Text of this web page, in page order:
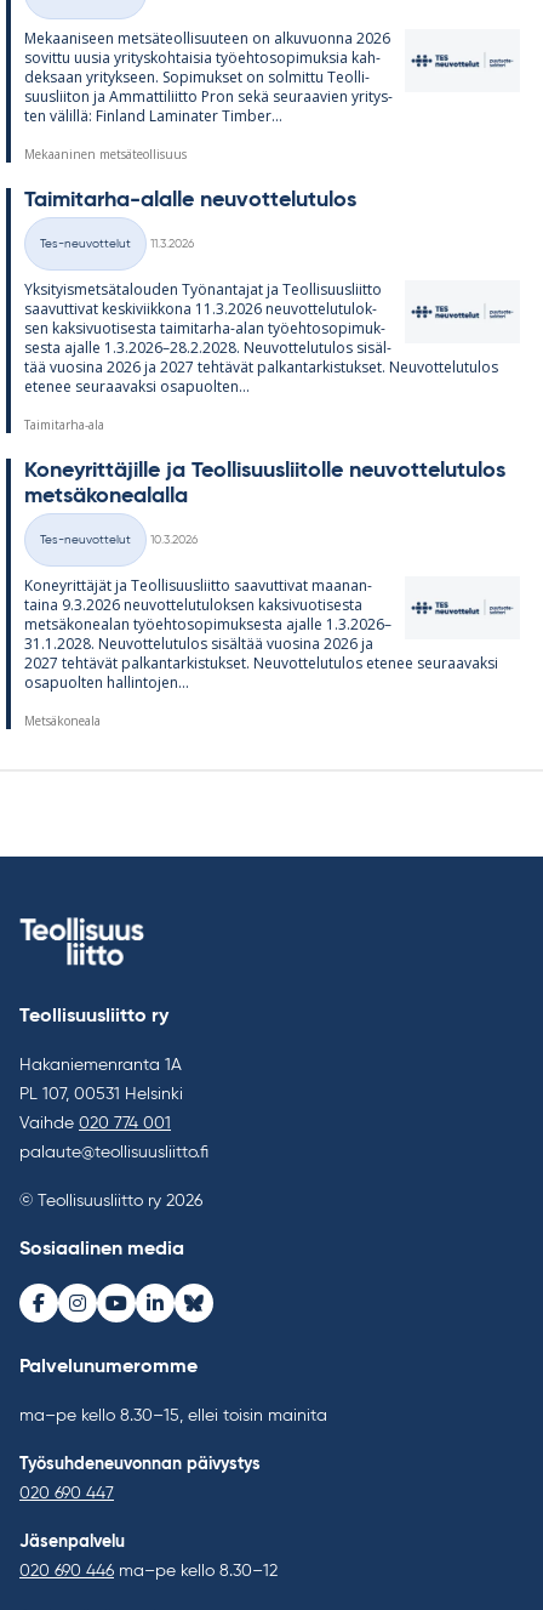
Kategoriat
Me­kaa­ni­seen met­sä­teol­li­suu­teen on al­ku­vuonna 2026
so­vittu uusia yri­tys­koh­tai­sia työ­eh­to­so­pi­muk­sia kah­
dek­saan yri­tyk­seen. So­pi­muk­set on sol­mittu Teol­li­
suus­lii­ton ja Am­mat­ti­liitto Pron sekä seu­raa­vien yri­tys­
ten vä­lillä: Fin­land La­mi­na­ter Tim­ber...
Mekaaninen metsäteollisuus
Tai­mi­tarha-alalle neu­vot­te­lu­tu­los
Kategoriat
Tes-neuvottelut
11.3.2026
Yk­si­tyis­met­sä­ta­lou­den Työ­nan­ta­jat ja Teol­li­suus­liitto
saa­vut­ti­vat kes­ki­viik­kona 11.3.2026 neu­vot­te­lu­tu­lok­
sen kak­si­vuo­ti­sesta tai­mi­tarha-alan työ­eh­to­so­pi­muk­
sesta ajalle 1.3.2026–28.2.2028. Neu­vot­te­lu­tu­los si­säl­
tää vuo­sina 2026 ja 2027 teh­tä­vät pal­kan­tar­kis­tuk­set. Neu­vot­te­lu­tu­los
ete­nee seu­raa­vaksi os­a­puol­ten...
Taimitarha-ala
Ko­ney­rit­tä­jille ja Teol­li­suus­lii­tolle neu­vot­te­lu­tu­los
met­sä­ko­nea­lalla
Kategoriat
Tes-neuvottelut
10.3.2026
Ko­ney­rit­tä­jät ja Teol­li­suus­liitto saa­vut­ti­vat maa­nan­
taina 9.3.2026 neu­vot­te­lu­tu­lok­sen kak­si­vuo­ti­sesta
met­sä­ko­nea­lan työ­eh­to­so­pi­muk­sesta ajalle 1.3.2026–
31.1.2028. Neu­vot­te­lu­tu­los si­säl­tää vuo­sina 2026 ja
2027 teh­tä­vät pal­kan­tar­kis­tuk­set. Neu­vot­te­lu­tu­los ete­nee seu­raa­vaksi
os­a­puol­ten hal­lin­to­jen...
Metsäkoneala
Teollisuusliitto ry
Hakaniemenranta 1A
PL 107, 00531 Helsinki
Vaihde 020 774 001
palaute@teollisuusliitto.fi
© Teollisuusliitto ry 2026
Sosiaalinen media
Facebook
Instagram
Youtube
LinkedInBluesky
Palvelunumeromme
ma–pe kello 8.30–15, ellei toisin mainita
Työsuhdeneuvonnan päivystys
020 690 447
Jäsenpalvelu
020 690 446 ma–pe kello 8.30–12